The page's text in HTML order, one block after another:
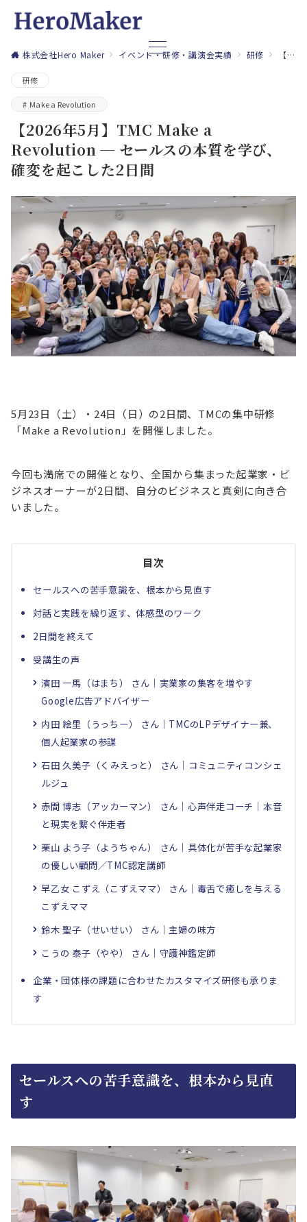
株式会社Hero Maker イベント・研修・講演会実績 研修 【2026年5月】TMC Make a Revolution ─ セールスの本質を学び、確変を起こした2日間
研修
Make a Revolution
【2026年5月】TMC Make a
Revolution ─ セールスの本質を学び、
確変を起こした2日間
5月23日（土）・24日（日）の2日間、TMCの集中研修
「Make a Revolution」を開催しました。
今回も満席での開催となり、全国から集まった起業家・ビ
ジネスオーナーが2日間、自分のビジネスと真剣に向き合
いました。
目次
セールスへの苦手意識を、根本から見直す
対話と実践を繰り返す、体感型のワーク
2日間を終えて
受講生の声
濱田 一馬（はまち） さん｜実業家の集客を増やす
Google広告アドバイザー
内田 絵里（うっちー） さん｜TMCのLPデザイナー兼、
個人起業家の参謀
石田 久美子（くみえっと） さん｜コミュニティコンシェ
ルジュ
赤間 博志（アッカーマン） さん｜心声伴走コーチ｜本音
と現実を繋ぐ伴走者
栗山 よう子（ようちゃん） さん｜具体化が苦手な起業家
の優しい顧問／TMC認定講師
早乙女 こずえ（こずえママ） さん｜毒舌で癒しを与える
こずえママ
鈴木 聖子（せいせい） さん｜主婦の味方
こうの 泰子（やや） さん｜守護神鑑定師
企業・団体様の課題に合わせたカスタマイズ研修も承りま
す
セールスへの苦手意識を、根本から見直
す